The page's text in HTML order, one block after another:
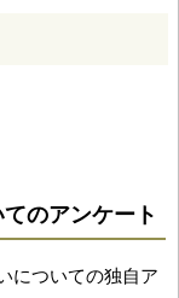
のアンケート
についての独自ア